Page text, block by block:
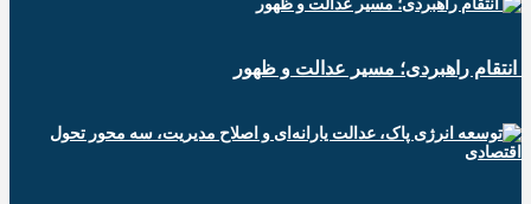
انتقام راهبردی؛ مسیر عدالت و ظهور